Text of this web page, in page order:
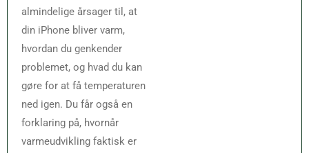
almindelige årsager til, at
din iPhone bliver varm,
hvordan du genkender
problemet, og hvad du kan
gøre for at få temperaturen
ned igen. Du får også en
forklaring på, hvornår
varmeudvikling faktisk er